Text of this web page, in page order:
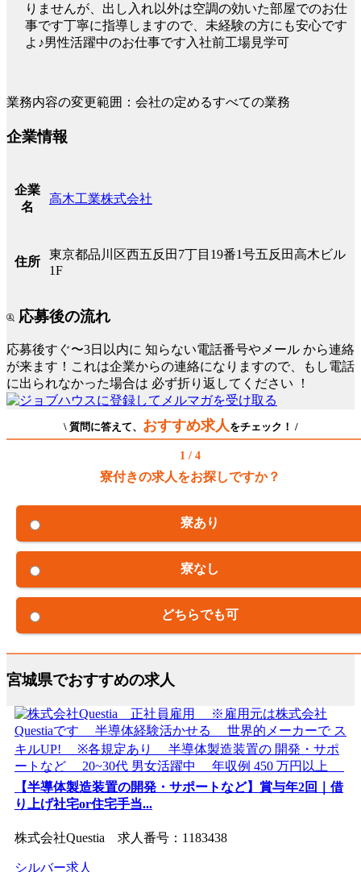
りませんが、出し入れ以外は空調の効いた部屋でのお仕
事です丁寧に指導しますので、未経験の方にも安心です
よ♪男性活躍中のお仕事です入社前工場見学可
業務内容の変更範囲：会社の定めるすべての業務
企業情報
企業
名
高木工業株式会社
住所
東京都品川区西五反田7丁目19番1号五反田高木ビル
1F
応募後の流れ
応募後すぐ〜3日以内に 知らない電話番号やメール から連絡
が来ます！これは企業からの連絡になりますので、もし電話
に出られなかった場合は 必ず折り返してください ！
\ 質問に答えて、 おすすめ求人をチェック！ /
1 / 4
寮付きの求人をお探しですか？
寮あり
寮なし
どちらでも可
宮城県でおすすめの求人
【半導体製造装置の開発・サポートなど】賞与年2回｜借
り上げ社宅or住宅手当...
株式会社Questia 求人番号：1183438
シルバー求人